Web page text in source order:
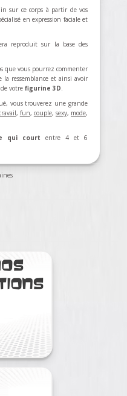
sur ce corps à partir de vos
en expression faciale et
reproduit sur la base des
que vous pourrez commenter
la ressemblance et ainsi avoir
votre figurine 3D.
vous trouverez une grande
, fun, couple, sexy, mode,
qui court entre 4 et 6